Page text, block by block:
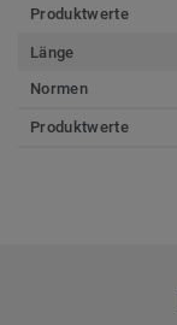
Produktwerte
Länge
Normen
Produktwerte